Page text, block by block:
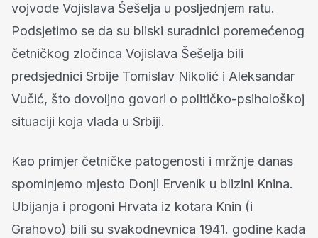
vojvode Vojislava Šešelja u posljednjem ratu.
Podsjetimo se da su bliski suradnici poremećenog
četničkog zločinca Vojislava Šešelja bili
predsjednici Srbije Tomislav Nikolić i Aleksandar
Vučić, što dovoljno govori o političko-psihološkoj
situaciji koja vlada u Srbiji.
Kao primjer četničke patogenosti i mržnje danas
spominjemo mjesto Donji Ervenik u blizini Knina.
Ubijanja i progoni Hrvata iz kotara Knin (i
Grahovo) bili su svakodnevnica 1941. godine kada